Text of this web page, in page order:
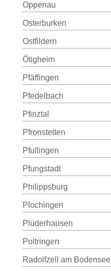
Oppenau
Osterburken
Ostfildern
Ötigheim
Pfäffingen
Pfedelbach
Pfinztal
Pfronstetten
Pfullingen
Pfungstadt
Philippsburg
Plochingen
Plüderhausen
Poltringen
Radolfzell am Bodensee